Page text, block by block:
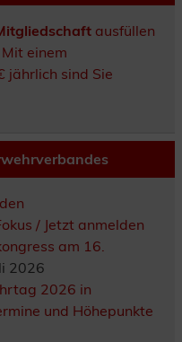
ausfüllen
einem
jährlich sind Sie
/ Jetzt anmelden
am 16.
2026
2026 in
und Höhepunkte